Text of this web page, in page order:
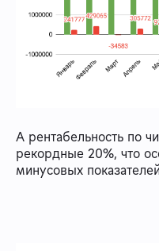
А рентабельность по
рекордные 20%, что
минусовых